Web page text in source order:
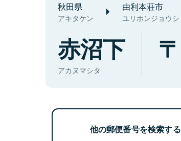
秋田県
アキタケン
由利本荘市
ユリホンジョウシ
赤沼下
アカヌマシタ
他の郵便番号を検索する